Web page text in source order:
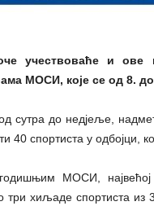
учествоваће и ове
МОСИ, које се од 8.
сутра до недјеље,
40 спортиста у одбојци,
МОСИ, највећој
три хиљаде спортиста